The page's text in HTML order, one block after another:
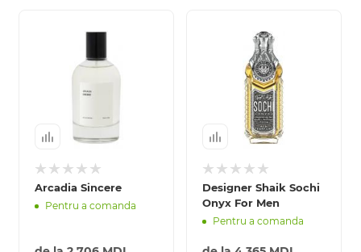
Arcadia Sincere
Pentru a comanda
Designer Shaik Sochi
Onyx For Men
Pentru a comanda